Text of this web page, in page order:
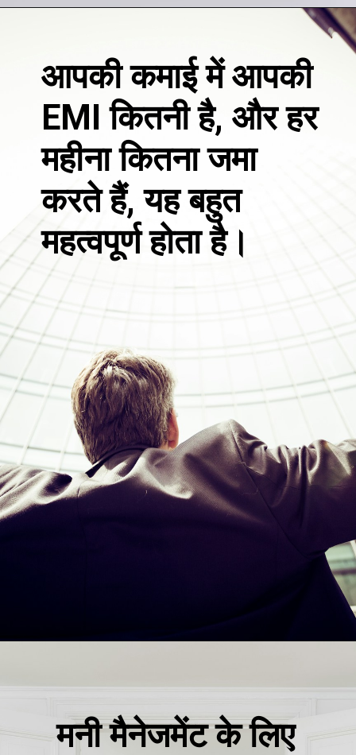
आपकी कमाई में आपकी
EMI कितनी है, और हर
महीना कितना जमा
करते हैं, यह बहुत
महत्वपूर्ण होता है।
मनी मैनेजमेंट के लिए